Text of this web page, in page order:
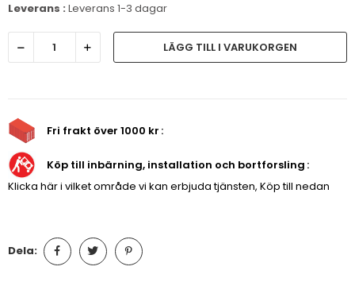
Leverans : Leverans 1-3 dagar
LÄGG TILL I VARUKORGEN
Fri frakt över 1000 kr
Köp till inbärning, installation och bortforsling
Klicka här i vilket område vi kan erbjuda tjänsten, Köp till nedan
Dela: